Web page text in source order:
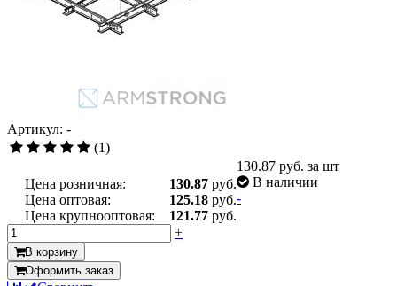
Артикул: -
(1)
Цена розничная: 130.87 руб.
Цена оптовая:
125.18 руб.
Цена крупнооптовая:
121.77 руб.
130.87 руб. за шт
В наличии
-
+
В корзину
Оформить заказ